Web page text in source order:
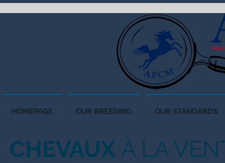
HOMEPAGE OUR BREEDING OUR STANDARDS
CHEVAUX À LA